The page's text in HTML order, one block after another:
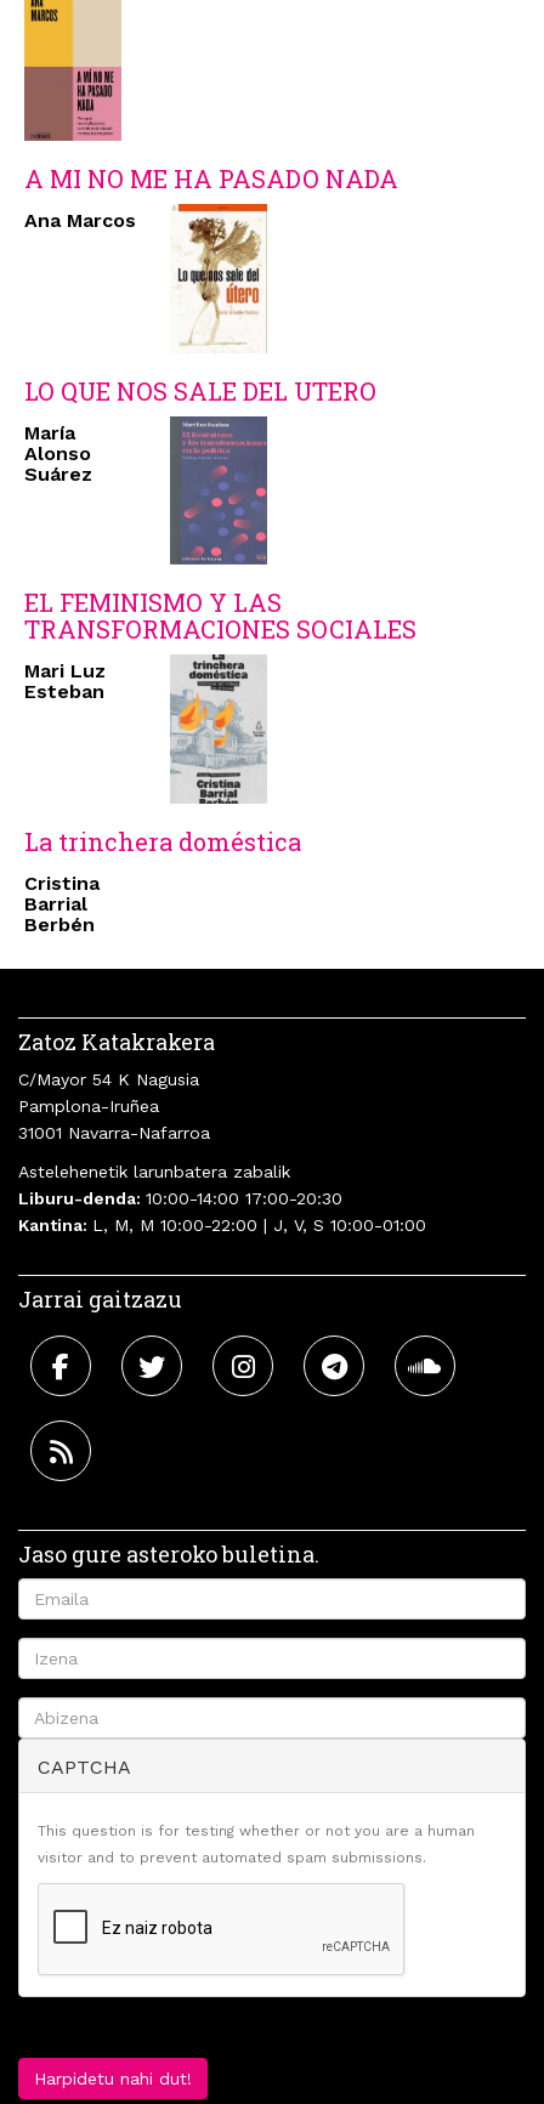
A MI NO ME HA PASADO NADA
Ana Marcos
LO QUE NOS SALE DEL UTERO
María
Alonso
Suárez
EL FEMINISMO Y LAS
TRANSFORMACIONES SOCIALES
Mari Luz
Esteban
La trinchera doméstica
Cristina
Barrial
Berbén
Zatoz Katakrakera
C/Mayor 54 K Nagusia
Pamplona-Iruñea
31001 Navarra-Nafarroa
Astelehenetik larunbatera zabalik
Liburu-denda: 10:00-14:00 17:00-20:30
Kantina: L, M, M 10:00-22:00 | J, V, S 10:00-01:00
Jarrai gaitzazu
Jaso gure asteroko buletina.
CAPTCHA
This question is for testing whether or not you are a human
visitor and to prevent automated spam submissions.
Harpidetu nahi dut!